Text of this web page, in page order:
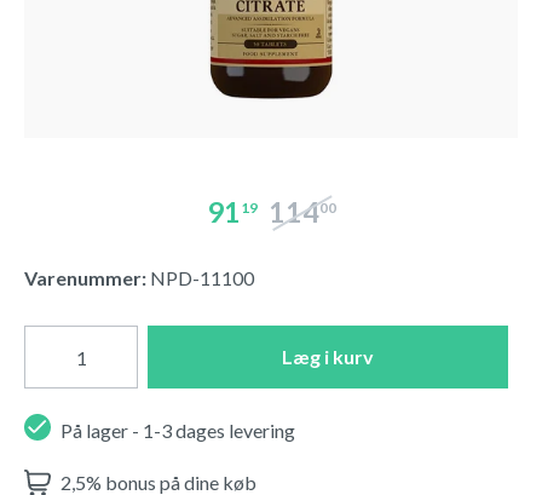
91 19 11400
Varenummer: NPD-11100
Læg i kurv
På lager - 1-3 dages levering
2,5% bonus på dine køb